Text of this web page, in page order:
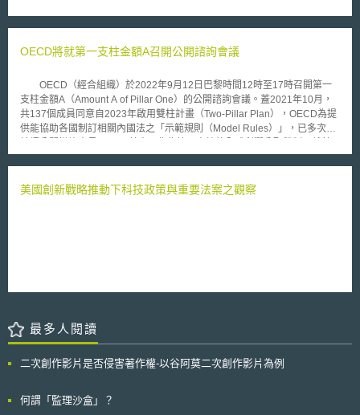
償之加重：根據第14-2條第6項規定，針對「故意」營業秘密侵權行為，將
責：新增第9-8條規定，將「任何人在未經正當授權或超越授權範圍的情況
新增之第18條第3項規定課予最高10年監禁或最高5億韓元的罰款。 （三）
加強對於企業（組織犯罪）之管制效力：基於修法前法人與自然人之罰款數
額相同、企業的追訴時效短於自然人，造成難以抑止組織犯罪行為，故新增
第19條規定，使企業罰款最高可處自然人罰款3倍，並新增第19-2條規定，
將對企業的公訴時效延長至10年（與自然人之訴訟時效同）。 （四）新增
權，但因為缺乏沒收規定（需要另外依據民事訴訟法才能對犯罪所得進行沒
入可沒收特定營業秘密所得之規定。 二、其他修正 以下兩項修正之對象涉
第1、2款規定公布違反行為及糾正之建議或命令的內容，並對其進行罰款。
法院職權，即在法院在特定訴訟中認為必要時，可以要求相關行政單位向法
院提出其依據第7條執行的調查紀錄（包括案件當事人的審問筆錄、速記紀
申請就查閱範圍、閱覽人數等進行限制。 綜上所述，可以發現此次修法除
針對企業、法人等組織犯罪相關規定（如賠償金額的增加，甚至處罰力度大
OECD將就第一支柱金額A召開公開諮詢會議
OECD（經合組織）於2022年9月12日巴黎時間12時至17時召開第一
支柱金額A（Amount A of Pillar One）的公開諮詢會議。蓋2021年10月，
共137個成員同意自2023年啟用雙柱計畫（Two-Pillar Plan），OECD為提
供能協助各國制訂相關內國法之「示範規則（Model Rules）」，已多次並
對全球收入逾200億歐元且稅前淨利逾10%的大型跨國企業，定其逾10%的
地，此剩餘利潤即本次會議欲討論之金額A。 一旦劃歸金額A將適用高
本次會議重要性不言可喻，值得我國持續注意。
美國創新戰略推動下科技政策與重要法案之觀察
最多人閱讀
二次創作影片是否侵害著作權-以谷阿莫二次創作影片為例
何謂「監理沙盒」？